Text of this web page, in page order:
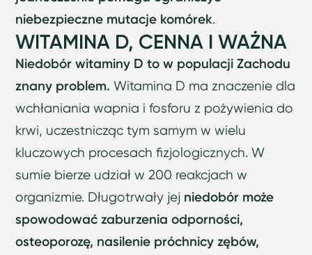
niebezpieczne mutacje komórek.
WITAMINA D, CENNA I WAŻNA
Niedobór witaminy D to w populacji Zachodu
znany problem.Witamina D ma znaczenie dla
wchłaniania wapnia i fosforu z pożywienia do
krwi, uczestnicząc tym samym w wielu
kluczowych procesach fizjologicznych. W
sumie bierze udział w 200 reakcjach w
organizmie. Długotrwały jej niedobór może
spowodować zaburzenia odporności,
osteoporozę, nasilenie próchnicy zębów,